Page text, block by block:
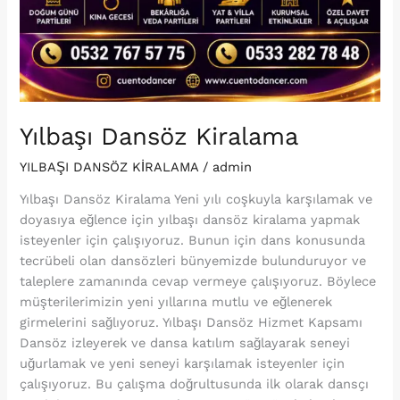
Yılbaşı Dansöz Kiralama
YILBAŞI DANSÖZ KİRALAMA / admin
Yılbaşı Dansöz Kiralama Yeni yılı coşkuyla karşılamak ve
doyasıya eğlence için yılbaşı dansöz kiralama yapmak
isteyenler için çalışıyoruz. Bunun için dans konusunda
tecrübeli olan dansözleri bünyemizde bulunduruyor ve
taleplere zamanında cevap vermeye çalışıyoruz. Böylece
müşterilerimizin yeni yıllarına mutlu ve eğlenerek
girmelerini sağlıyoruz. Yılbaşı Dansöz Hizmet Kapsamı
Dansöz izleyerek ve dansa katılım sağlayarak seneyi
uğurlamak ve yeni seneyi karşılamak isteyenler için
çalışıyoruz. Bu çalışma doğrultusunda ilk olarak dansçı